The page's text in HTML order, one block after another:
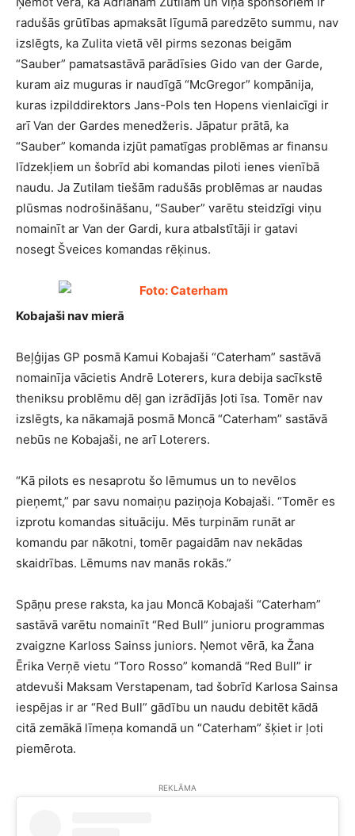
radušās grūtības apmaksāt līgumā paredzēto summu, nav
izslēgts, ka Zulita vietā vēl pirms sezonas beigām
“Sauber” pamatsastāvā parādīsies Gido van der Garde,
kuram aiz muguras ir naudīgā “McGregor” kompānija,
kuras izpilddirektors Jans-Pols ten Hopens vienlaicīgi ir
arī Van der Gardes menedžeris. Jāpatur prātā, ka
“Sauber” komanda izjūt pamatīgas problēmas ar finansu
līdzekļiem un šobrīd abi komandas piloti ienes vienībā
naudu. Ja Zutilam tiešām radušās problēmas ar naudas
plūsmas nodrošināšanu, “Sauber” varētu steidzīgi viņu
nomainīt ar Van der Gardi, kura atbalstītāji ir gatavi
nosegt Šveices komandas rēķinus.
Kobajaši nav mierā
Beļģijas GP posmā Kamui Kobajaši “Caterham” sastāvā
nomainīja vācietis Andrē Loterers, kura debija sacīkstē
theniksu problēmu dēļ gan izrādījās ļoti īsa. Tomēr nav
izslēgts, ka nākamajā posmā Moncā “Caterham” sastāvā
nebūs ne Kobajaši, ne arī Loterers.
“Kā pilots es nesaprotu šo lēmumus un to nevēlos
pieņemt,” par savu nomaiņu paziņoja Kobajaši. “Tomēr es
izprotu komandas situāciju. Mēs turpinām runāt ar
komandu par nākotni, tomēr pagaidām nav nekādas
skaidrības. Lēmums nav manās rokās.”
Spāņu prese raksta, ka jau Moncā Kobajaši “Caterham”
sastāvā varētu nomainīt “Red Bull” junioru programmas
zvaigzne Karloss Sainss juniors. Ņemot vērā, ka Žana
Ērika Verņē vietu “Toro Rosso” komandā “Red Bull” ir
atdevuši Maksam Verstapenam, tad šobrīd Karlosa Sainsa
iespējas ir ar “Red Bull” gādību un naudu debitēt kādā
citā zemākā līmeņa komandā un “Caterham” šķiet ir ļoti
piemērota.
REKLĀMA